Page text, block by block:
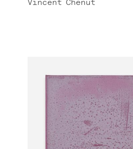
Vincent Chenut